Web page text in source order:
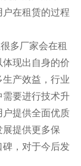
户在租赁的过程
多厂家会在租
现出自身的价
产效益，行业
要进行技术升
提供全面优质
提供更多保
碑，对于今后发